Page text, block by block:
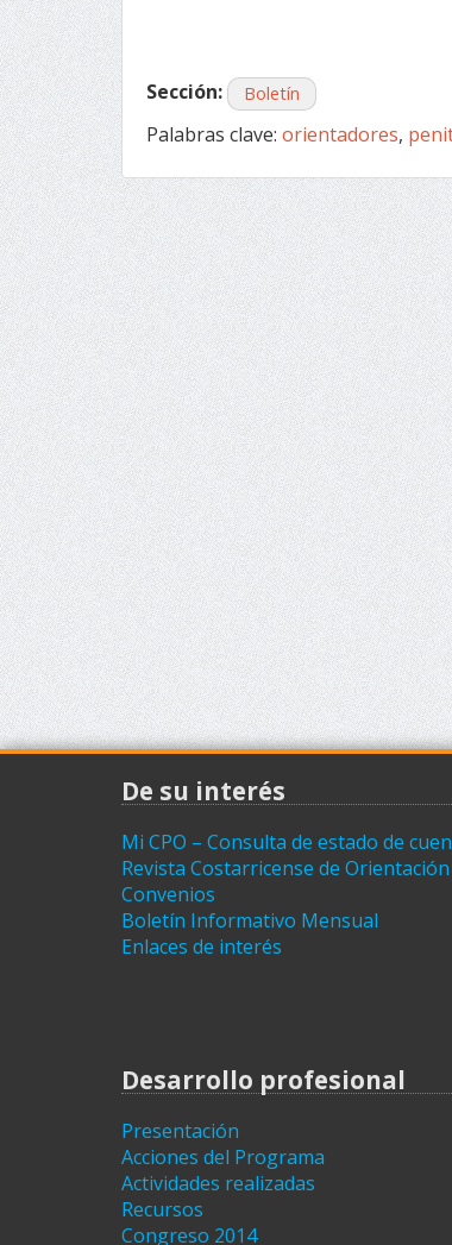
Sección: Boletín
Palabras clave: orientadores,
De su interés
Mi CPO – Consulta de estado de
Revista Costarricense de Orientación
Convenios
Boletín Informativo Mensual
Enlaces de interés
Desarrollo profesional
Presentación
Acciones del Programa
Actividades realizadas
Recursos
Congreso 2014